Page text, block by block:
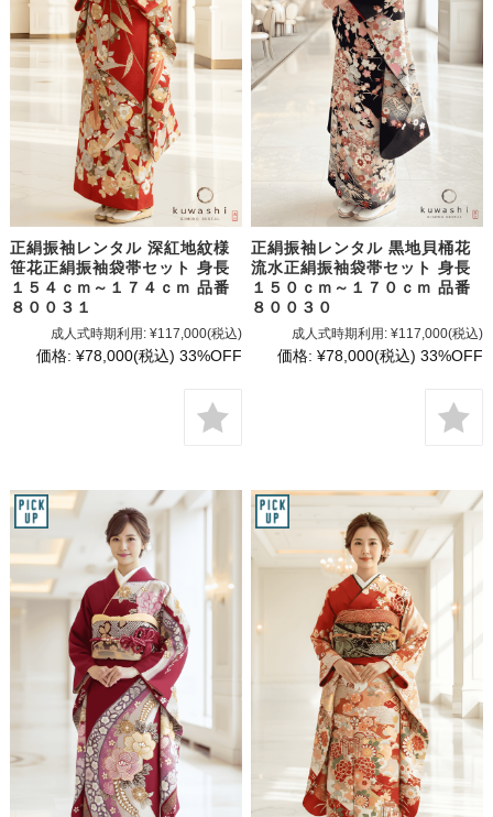
正絹振袖レンタル 深紅地紋様
笹花正絹振袖袋帯セット 身長
１５４ｃｍ～１７４ｃｍ 品番
８００３１
成人式時期利用: ¥117,000(税込)
価格: ¥78,000(税込) 33%OFF
正絹振袖レンタル 黒地貝桶花
流水正絹振袖袋帯セット 身長
１５０ｃｍ～１７０ｃｍ 品番
８００３０
成人式時期利用: ¥117,000(税込)
価格: ¥78,000(税込) 33%OFF